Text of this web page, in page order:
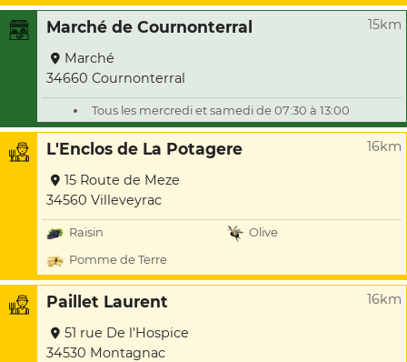
Marché de Cournonterral 15km
Marché
34660 Cournonterral
Tous les mercredi et samedi de 07:30 à 13:00
L'Enclos de La Potagere 16km
15 Route de Meze
34560 Villeveyrac
Raisin
Olive
Pomme de Terre
Paillet Laurent 16km
51 rue De l'Hospice
34530 Montagnac